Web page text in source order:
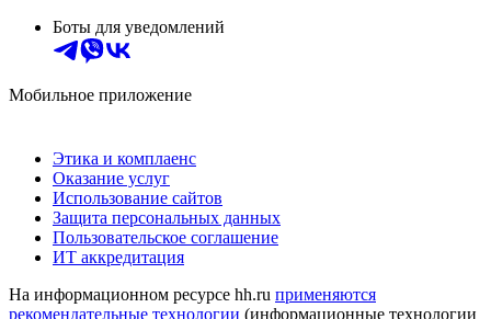
Боты для уведомлений
Мобильное приложение
Этика и комплаенс
Оказание услуг
Использование сайтов
Защита персональных данных
Пользовательское соглашение
ИТ аккредитация
На информационном ресурсе hh.ru применяются
рекомендательные технологии (информационные технологии